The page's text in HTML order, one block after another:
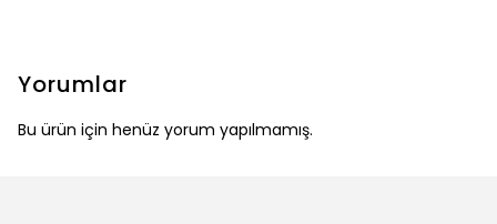
Yorumlar
Bu ürün için henüz yorum yapılmamış.